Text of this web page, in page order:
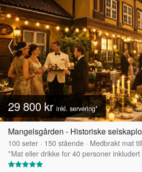
29 800 kr inkl. servering*
Mangelsgården - Historiske
100seter · 150stående · Medbrakt mat
*Mat eller drikke for 40 personer inkludert